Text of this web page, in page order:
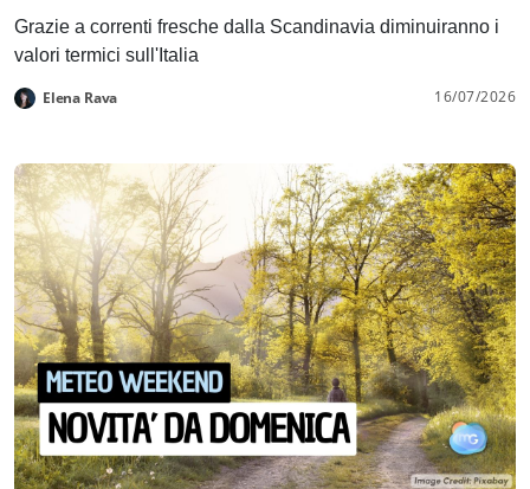
Grazie a correnti fresche dalla Scandinavia diminuiranno i
valori termici sull'Italia
Elena Rava 16/07/2026